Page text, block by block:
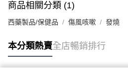
付款後門市自取，訂單確認後2-4個工
商品相關分類 (1)
西藥製品/保健品 傷風咳嗽 發燒
本分類熱賣全店暢銷排行